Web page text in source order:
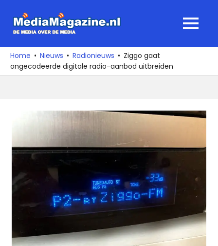
naar
media
over
de
MENU
Home Nieuws Radionieuws
Ziggo gaat
ongecodeerde digitale radio-aanbod uitbreiden